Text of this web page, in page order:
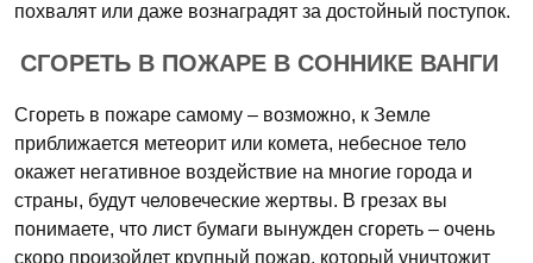
похвалят или даже вознаградят за достойный поступок.
СГОРЕТЬ В ПОЖАРЕ В СОННИКЕ ВАНГИ
Сгореть в пожаре самому – возможно, к Земле
приближается метеорит или комета, небесное тело
окажет негативное воздействие на многие города и
страны, будут человеческие жертвы. В грезах вы
понимаете, что лист бумаги вынужден сгореть – очень
скоро произойдет крупный пожар, который уничтожит